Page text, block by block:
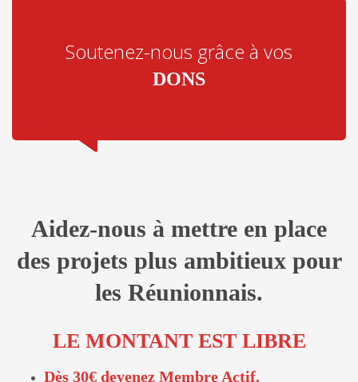
Soutenez-nous grâce à vos
DONS
Aidez-nous à mettre en place
des projets plus ambitieux pour
les Réunionnais.
LE MONTANT EST LIBRE
Dès 30€ devenez Membre Actif.